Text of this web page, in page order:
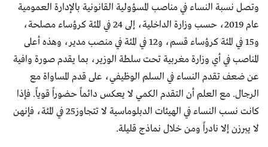
وتصل نسبة النساء في مناصب المسؤولية القانونية بالإدارة العمومية
عام 2019، حسب وزارة الداخلية، إلى 24 في المئة كرؤساء مصلحة،
و15 في المئة كرؤساء قسم، و12 في المئة في منصب مدير، وهذه أعلى
المناصب في أي وزارة مغربية تحت سلطة الوزير، بما يقدم صورة وافية
عن ضعف تقدم النساء في السلم الوظيفي، على قدم المساواة مع
الرجال. مع العلم أن التقدم الكمي لا يعكس دائماً حضوراً قوياً. فإذا
كانت نسب النساء في الهيئات الدبلوماسية لا تتجاوز25 في المئة، فإنهن
لا يبرزن إلا نادراً ومن خلال نماذج قليلة.